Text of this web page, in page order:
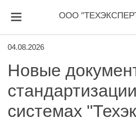
ООО
04.08.2026
Новые
системах